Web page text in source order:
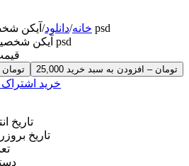
خانه/دانلود/ آیکن شخصیت های گوناگون کارتونی psd
25,000
خرید
تاریخ
تاریخ